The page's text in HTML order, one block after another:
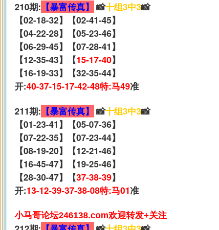
210期: 【暴富传真】 📸十组3中3📸
【02-18-32】【02-41-45】
【04-22-28】【05-23-46】
【06-29-45】【07-28-41】
【12-35-43】【15-17-40】
【16-19-33】【32-35-44】
开:40-37-15-17-42-48特:马49准
211期: 【暴富传真】 📸十组3中3📸
【01-23-41】【05-07-36】
【07-22-35】【07-23-44】
【08-19-20】【12-21-46】
【16-45-47】【19-25-46】
【28-30-47】【37-38-39】
开:13-12-39-37-38-08特:马01准
小马哥论坛246138.com欢迎转发+关注